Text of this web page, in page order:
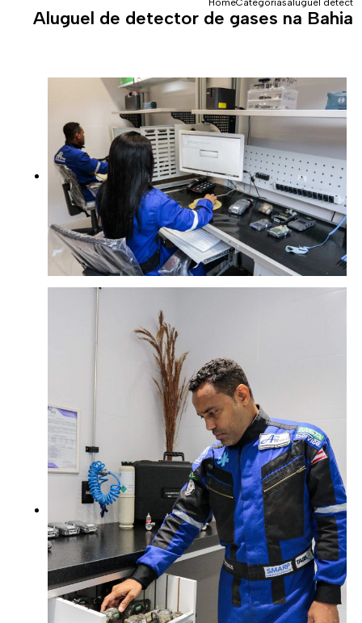
HomeCategoriasaluguel
Aluguel de detector de gases na Bahia